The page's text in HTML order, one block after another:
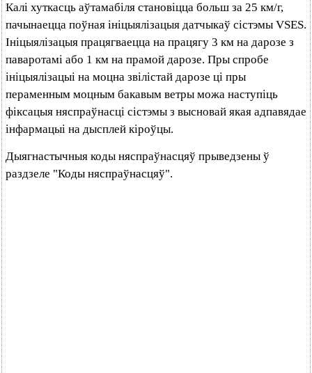
Калі хуткасць аўтамабіля становіцца больш за 25 км/г,
пачынаецца поўная ініцыялізацыя датчыкаў сістэмы VSES.
Ініцыялізацыя працягваецца на працягу 3 км на дарозе з
паваротамі або 1 км на прамой дарозе. Пры спробе
ініцыялізацыі на моцна звілістай дарозе ці пры
пераменным моцным бакавым ветры можа наступіць
фіксацыя няспраўнасці сістэмы з высновай якая адпавядае
інфармацыі на дысплей кіроўцы.
Дыягнастычныя коды няспраўнасцяў прыведзены ў
раздзеле "Коды няспраўнасцяў".